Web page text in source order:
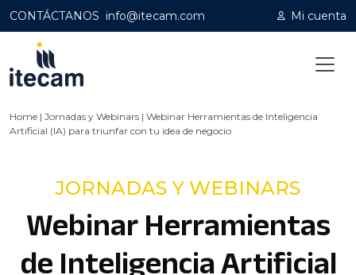
CONTÁCTANOS info@itecam.com Mi cuenta
Home | Jornadas y Webinars | Webinar Herramientas de Inteligencia
Artificial (IA) para triunfar con tu idea de negocio
JORNADAS Y WEBINARS
Webinar Herramientas